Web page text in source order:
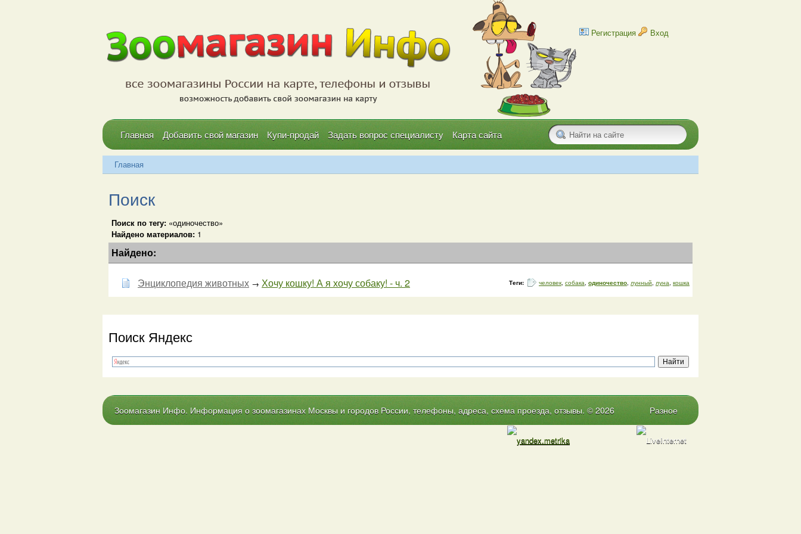
Регистрация Вход
Главная Добавить свой магазин Купи-продай Задать вопрос специалисту Карта сайта
Главная
Поиск
Поиск по тегу: «одиночество»
Найдено материалов: 1
Найдено:
Энциклопедия животных → Хочу кошку! А я хочу собаку! - ч. 2 Теги: человек, собака, одиночество, лунный, луна, кошка
Поиск Яндекс
Зоомагазин Инфо. Информация о зоомагазинах Москвы и городов России, телефоны, адреса, схема проезда, отзывы. © 2026 Разное